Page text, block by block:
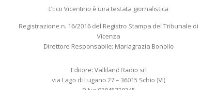
L’Eco Vicentino è una testata giornalistica
Registrazione n. 16/2016 del Registro Stampa del Tribunale di
Vicenza
Direttore Responsabile: Mariagrazia Bonollo
Editore: Valliland Radio srl
via Lago di Lugano 27 – 36015 Schio (VI)